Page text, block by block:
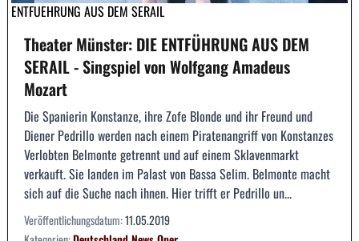
ENTFUEHRUNG AUS DEM SERAIL
Theater Münster: DIE ENTFÜHRUNG AUS DEM
SERAIL - Singspiel von Wolfgang Amadeus
Mozart
Die Spanierin Konstanze, ihre Zofe Blonde und ihr Freund und
Diener Pedrillo werden nach einem Piratenangriff von Konstanzes
Verlobten Belmonte getrennt und auf einem Sklavenmarkt
verkauft. Sie landen im Palast von Bassa Selim. Belmonte macht
sich auf die Suche nach ihnen. Hier trifft er Pedrillo un...
Veröffentlichungsdatum:11.05.2019